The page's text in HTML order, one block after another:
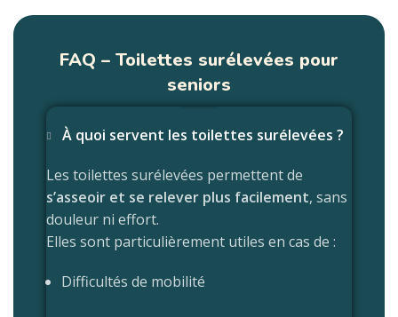
FAQ – Toilettes surélevées pour
seniors
À quoi servent les toilettes surélevées ?
Les toilettes surélevées permettent de
s’asseoir et se relever plus facilement, sans
douleur ni effort.
Elles sont particulièrement utiles en cas de :
Difficultés de mobilité